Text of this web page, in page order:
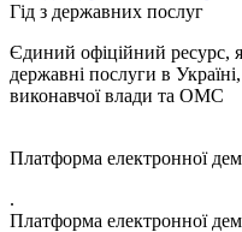
Гід з державних послуг
Єдиний офіційний ресурс,
державні послуги в
виконавчої влади та ОМС
Платформа електронної
.
Платформа електронної